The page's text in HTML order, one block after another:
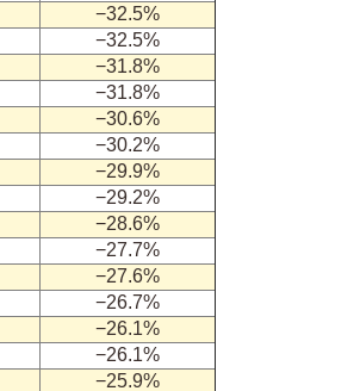
−32.5%
−32.5%
−31.8%
−31.8%
−30.6%
−30.2%
−29.9%
−29.2%
−28.6%
−27.7%
−27.6%
−26.7%
−26.1%
−26.1%
−25.9%